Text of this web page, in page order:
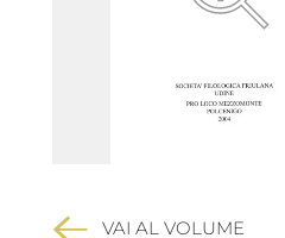
VAI AL VOLUME